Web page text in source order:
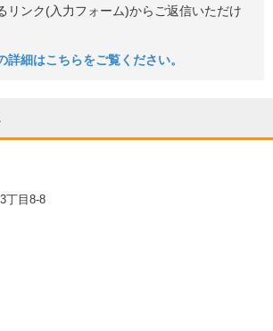
リンク(入力フォーム)からご返信いただけ
細はこちらをご覧ください。
丁目8-8